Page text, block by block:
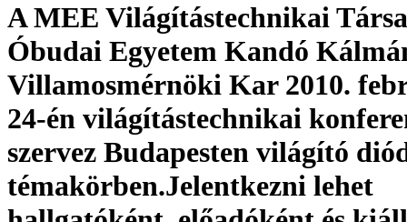
A MEE Világítástechnikai
Óbudai Egyetem Kandó
Villamosmérnöki Kar 2010.
24-én világítástechnikai
szervez Budapesten világító
témakörben.Jelentkezni lehet